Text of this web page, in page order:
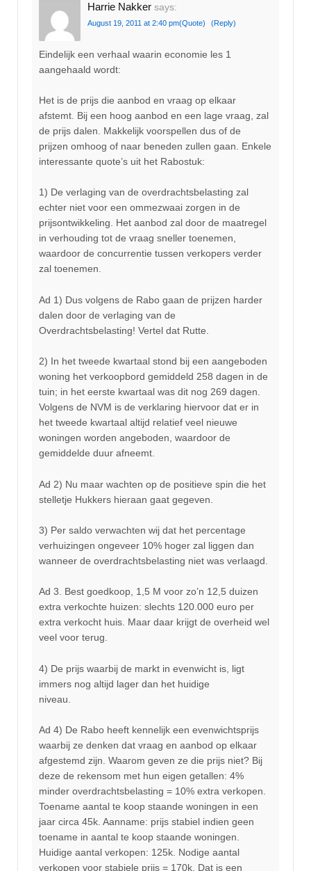
Harrie Nakker says:
August 19, 2011 at 2:40 pm(Quote) (Reply)
Eindelijk een verhaal waarin economie les 1
aangehaald wordt:
Het is de prijs die aanbod en vraag op elkaar
afstemt. Bij een hoog aanbod en een lage vraag, zal
de prijs dalen. Makkelijk voorspellen dus of de
prijzen omhoog of naar beneden zullen gaan. Enkele
interessante quote’s uit het Rabostuk:
1) De verlaging van de overdrachtsbelasting zal
echter niet voor een ommezwaai zorgen in de
prijsontwikkeling. Het aanbod zal door de maatregel
in verhouding tot de vraag sneller toenemen,
waardoor de concurrentie tussen verkopers verder
zal toenemen.
Ad 1) Dus volgens de Rabo gaan de prijzen harder
dalen door de verlaging van de
Overdrachtsbelasting! Vertel dat Rutte.
2) In het tweede kwartaal stond bij een aangeboden
woning het verkoopbord gemiddeld 258 dagen in de
tuin; in het eerste kwartaal was dit nog 269 dagen.
Volgens de NVM is de verklaring hiervoor dat er in
het tweede kwartaal altijd relatief veel nieuwe
woningen worden angeboden, waardoor de
gemiddelde duur afneemt.
Ad 2) Nu maar wachten op de positieve spin die het
stelletje Hukkers hieraan gaat gegeven.
3) Per saldo verwachten wij dat het percentage
verhuizingen ongeveer 10% hoger zal liggen dan
wanneer de overdrachtsbelasting niet was verlaagd.
Ad 3. Best goedkoop, 1,5 M voor zo’n 12,5 duizen
extra verkochte huizen: slechts 120.000 euro per
extra verkocht huis. Maar daar krijgt de overheid wel
veel voor terug.
4) De prijs waarbij de markt in evenwicht is, ligt
immers nog altijd lager dan het huidige
niveau.
Ad 4) De Rabo heeft kennelijk een evenwichtsprijs
waarbij ze denken dat vraag en aanbod op elkaar
afgestemd zijn. Waarom geven ze die prijs niet? Bij
deze de rekensom met hun eigen getallen: 4%
minder overdrachtsbelasting = 10% extra verkopen.
Toename aantal te koop staande woningen in een
jaar circa 45k. Aanname: prijs stabiel indien geen
toename in aantal te koop staande woningen.
Huidige aantal verkopen: 125k. Nodige aantal
verkopen voor stabiele prijs = 170k. Dat is een